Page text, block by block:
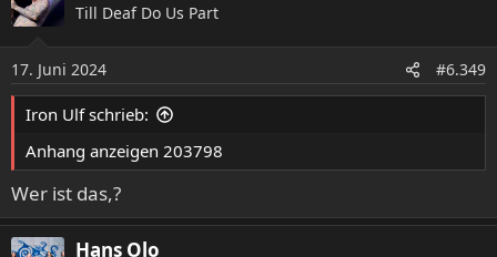
t
n
e
n
Till Deaf Do Us Part
17. Juni 2024 #6.349
Iron Ulf schrieb:
Anhang anzeigen 203798
Wer ist das,?
Hans Olo